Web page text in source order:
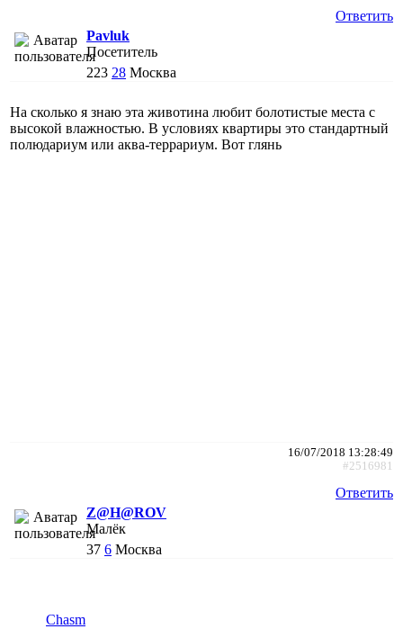
Ответить
Pavluk
Посетитель
223 28 Москва
На сколько я знаю эта животина любит болотистые места с
высокой влажностью. В условиях квартиры это стандартный
полюдариум или аква-террариум. Вот глянь
16/07/2018 13:28:49
#2516981
Ответить
Z@H@ROV
Малёк
37 6 Москва
Chasm